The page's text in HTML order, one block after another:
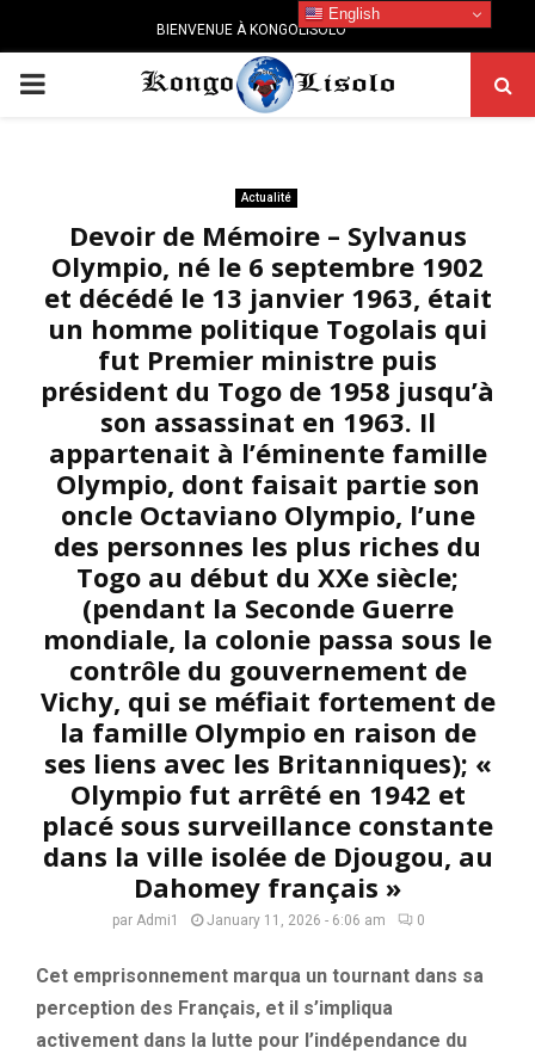
BIENVENUE À KONGOLISOLO
PRIMARY
Actualité
Devoir de Mémoire – Sylvanus
Olympio, né le 6 septembre 1902
et décédé le 13 janvier 1963, était
un homme politique Togolais qui
fut Premier ministre puis
président du Togo de 1958 jusqu’à
son assassinat en 1963. Il
appartenait à l’éminente famille
Olympio, dont faisait partie son
oncle Octaviano Olympio, l’une
des personnes les plus riches du
Togo au début du XXe siècle;
(pendant la Seconde Guerre
mondiale, la colonie passa sous le
contrôle du gouvernement de
Vichy, qui se méfiait fortement de
la famille Olympio en raison de
ses liens avec les Britanniques); «
Olympio fut arrêté en 1942 et
placé sous surveillance constante
dans la ville isolée de Djougou, au
Dahomey français »
par Admi1 January 11, 2026 - 6:06 am 0
Cet emprisonnement marqua un tournant dans sa
perception des Français, et il s’impliqua
activement dans la lutte pour l’indépendance du
English